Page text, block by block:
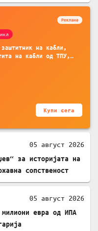
Реклама
на кабли,
на кабли од ТПУ,
на кабли, без
телефони, комплет
Купи сега
05 август 2026
за историјата на
сопственост
05 август 2026
евра од ИПА